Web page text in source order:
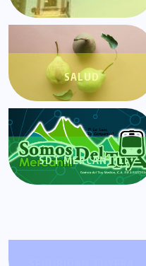
SALUD
SDT MERCANTIL